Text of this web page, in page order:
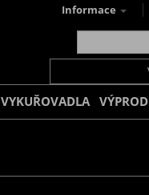
Informace
VYKUŘOVADLA